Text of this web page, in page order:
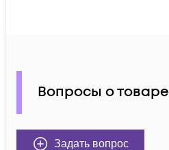
Вопросы о товаре
Задать вопрос